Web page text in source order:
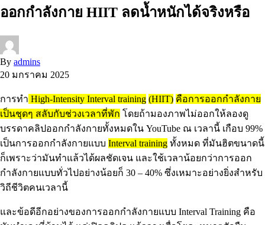
ออกกำลังกาย HIIT ลดน้ำหนักได้จริงหรือ
By admins
20 มกราคม 2025
การทำ High-Intensity Interval training (HIIT) คือการออกกำลังกาย
เป็นชุดๆ สลับกับช่วงเวลาที่พัก โดยถ้ามองภาพไม่ออกให้ลองดู
บรรดาคลิปออกกำลังกายทั้งหมดใน YouTube ณ เวลานี้ เกือบ 99%
เป็นการออกกำลังกายแบบ Interval training ทั้งหมด ที่มันฮิตขนาดนี้
ก็เพราะว่ามันทำแล้วได้ผลชัดเจน และใช้เวลาน้อยกว่าการออก
กำลังกายแบบทั่วไปอย่างน้อยก็ 30 – 40% ซึ่งเหมาะอย่างยิ่งสำหรับ
วิถีชีวิตคนเวลานี้
และข้อดีอีกอย่างของการออกกำลังกายแบบ Interval Training คือ